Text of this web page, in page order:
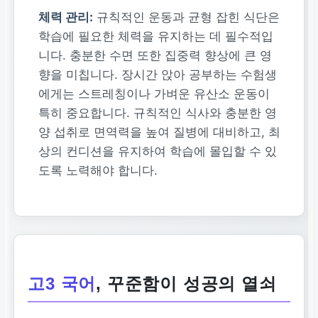
체력 관리: 규칙적인 운동과 균형 잡힌 식단은
학습에 필요한 체력을 유지하는 데 필수적입
니다. 충분한 수면 또한 집중력 향상에 큰 영
향을 미칩니다. 장시간 앉아 공부하는 수험생
에게는 스트레칭이나 가벼운 유산소 운동이
특히 중요합니다. 규칙적인 식사와 충분한 영
양 섭취로 면역력을 높여 질병에 대비하고, 최
상의 컨디션을 유지하여 학습에 몰입할 수 있
도록 노력해야 합니다.
고3 국어 , 꾸준함이 성공의 열쇠